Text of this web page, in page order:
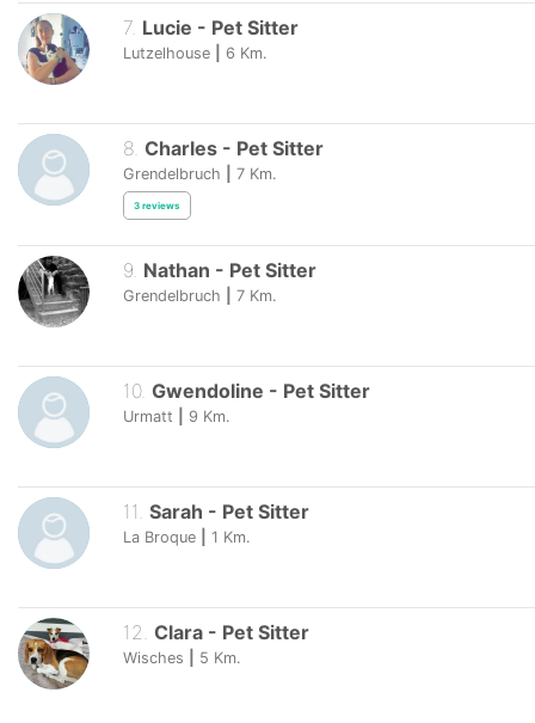
7. Lucie - Pet Sitter
Lutzelhouse 6 Km.
8. Charles - Pet Sitter
Grendelbruch 7 Km.
3 reviews
9 Nathan - Pet Sitter
Grendelbruch 7 Km.
10. Gwendoline - Pet Sitter
Urmatt 9 Km.
11 Sarah - Pet Sitter
La Broque 1 Km.
12. Clara - Pet Sitter
Wisches 5 Km.